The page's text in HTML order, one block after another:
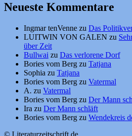
Neueste Kommentare
Ingmar tenVenne zu Das
LUITWIN VON GALEN zu
über Zeit
Bullwai zu Das verlorene Dorf
Bories vom Berg zu Tatjana
Sophia zu Tatjana
Bories vom Berg zu Vatermal
A. zu Vatermal
Bories vom Berg zu Der Mann
Ira zu Der Mann schläft
Bories vom Berg zu Wendekreis